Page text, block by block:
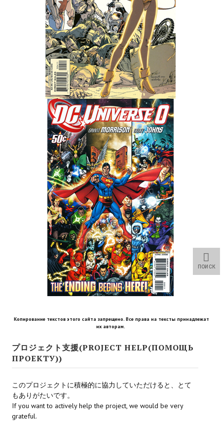
Wedding Wear CBBE SSE BodySlide (with Physics)
Работы Тестера 55
Наёмный оборотень
Небесный воин
Немного героев меча и магии
Расширенная версия Х3
REBalance
Работы Kuroneko
Doom 3 Remaster Fan Edition
X2 - The Threat Remaster Fan Edition
Quake III Arena Remaster Fan Edition
Star Trek Voyager Elite Force Remaster Fan Edition
Sacred Gold Remaster Fan Edition
Red Faction remaster Fan Edition
Aliens versus Predator 1 Remaster Fan Edition
Корсары 3 Сундук мертвеца Remaster Fan Edition
Sea Dogs - City of Abandoned Ships Remaster Fan Edition
Sea Dogs Remaster Fan Edition
НОВОСТИ ПОРТАЛА
Новости
Копирование текстов этого сайта запрещено. Все права на тексты принадлежат
их авторам.
プロジェクト支援(PROJECT HELP(ПОМОЩЬ
ПРОЕКТУ))
このプロジェクトに積極的に協力していただけると、とて
もありがたいです。
If you want to actively help the project, we would be very
grateful.
ПОИСК